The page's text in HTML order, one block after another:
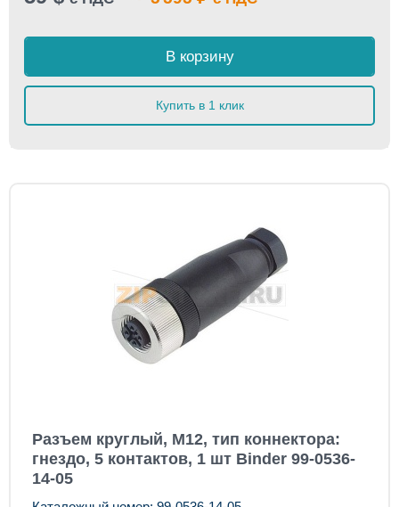
В корзину
Купить в 1 клик
Разъем круглый, M12, тип коннектора:
гнездо, 5 контактов, 1 шт Binder 99-0536-
14-05